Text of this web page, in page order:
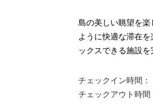
島の美しい眺望を
ように快適な滞在
チェックイン時間：
チェックアウト時間